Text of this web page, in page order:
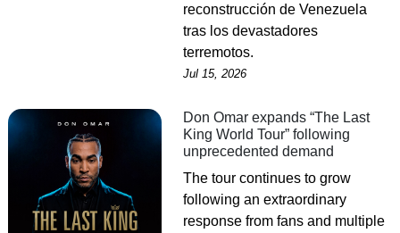
reconstrucción de Venezuela
tras los devastadores
terremotos.
Jul 15, 2026
Don Omar expands “The Last
King World Tour” following
unprecedented demand
The tour continues to grow
following an extraordinary
response from fans and multiple